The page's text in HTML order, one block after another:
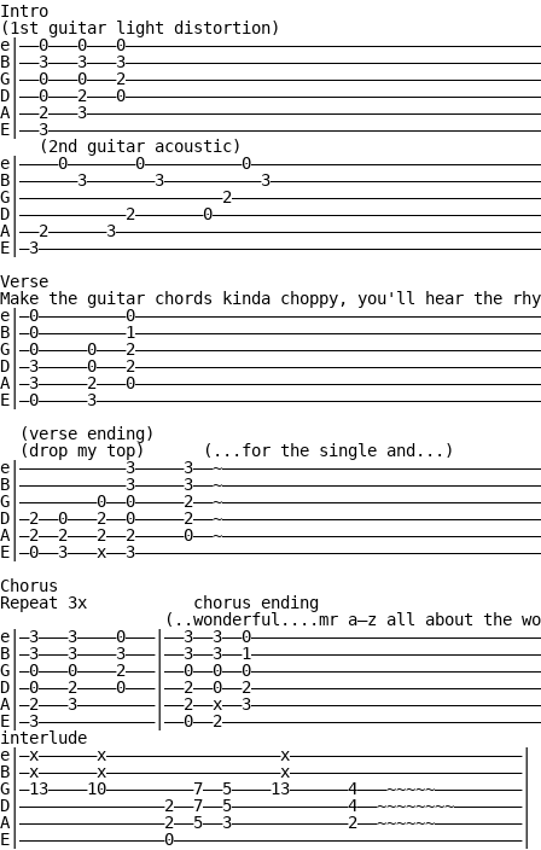
Intro
(1st guitar light distortion)
    (2nd guitar acoustic)
Verse
Make the guitar chords kinda choppy, you'll hear the
  (verse ending)
  (drop my top)      (...for the single and...)
Chorus
Repeat 3x           chorus ending
(..wonderful....mr a—z all about the
interlude
e|—x——————x——————————————————x————————————————————————|
B|—x——————x——————————————————x————————————————————————|
G|—13————10—————————7——5————13——————4———~~~~~—————————|
D|———————————————2——7——5————————————4——~~~~~~~~———————|
A|———————————————2——5——3————————————2——~~~~~~—————————|
E|———————————————0————————————————————————————————————|